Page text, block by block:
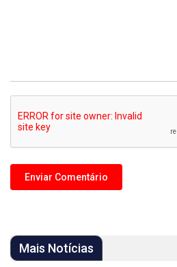
Mais Notícias